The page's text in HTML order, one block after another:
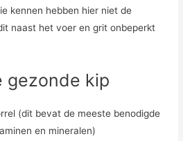
kennen hebben hier niet de
naast het voer en grit onbeperkt
gezonde kip
(dit bevat de meeste benodigde
en mineralen)